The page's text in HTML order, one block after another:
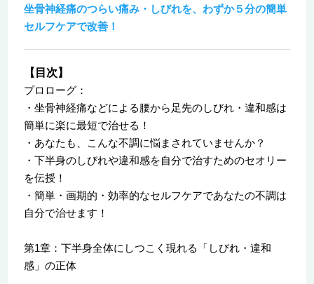
坐骨神経痛のつらい痛み・しびれを、わずか５分の簡単
セルフケアで改善！
【目次】
プロローグ：
・坐骨神経痛などによる腰から足先のしびれ・違和感は
簡単に楽に最短で治せる！
・あなたも、こんな不調に悩まされていませんか？
・下半身のしびれや違和感を自分で治すためのセオリー
を伝授！
・簡単・画期的・効率的なセルフケアであなたの不調は
自分で治せます！
第1章：下半身全体にしつこく現れる「しびれ・違和
感」の正体